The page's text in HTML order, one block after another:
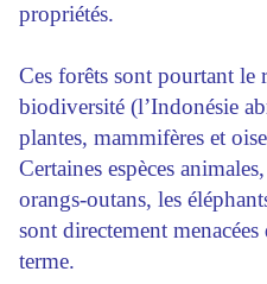
propriétés.
Ces forêts sont pourtant le
biodiversité (l’Indonésie
plantes, mammifères et
Certaines espèces
orangs-outans, les
sont directement
terme.